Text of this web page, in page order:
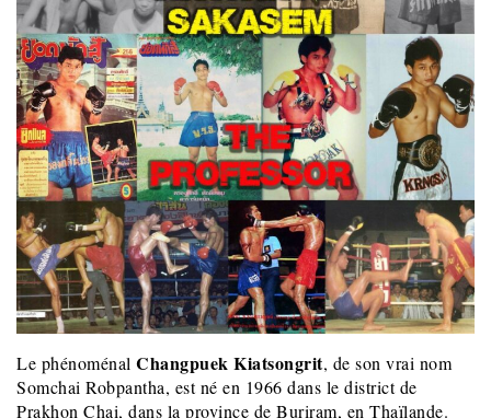
Le phénoménal Changpuek Kiatsongrit, de son vrai nom
Somchai Robpantha, est né en 1966 dans le district de
Prakhon Chai, dans la province de Buriram, en Thaïlande.